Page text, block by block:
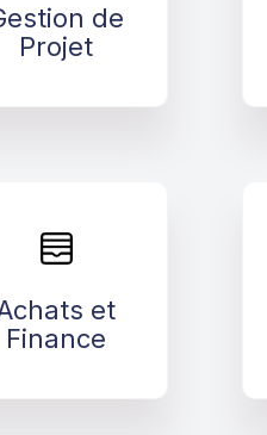
de
Projet
>
et
Finance
Achats et
Finance
>